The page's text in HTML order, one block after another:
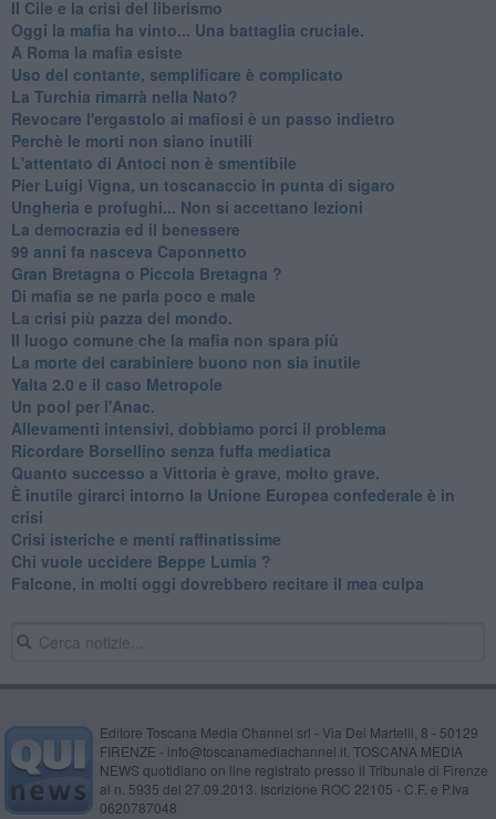
Il Cile e la crisi del liberismo
Oggi la mafia ha vinto... Una battaglia cruciale.
A Roma la mafia esiste
Uso del contante, semplificare è complicato
La Turchia rimarrà nella Nato?
Revocare l'ergastolo ai mafiosi è un passo indietro
Perchè le morti non siano inutili
L'attentato di Antoci non è smentibile
Pier Luigi Vigna, un toscanaccio in punta di sigaro
Ungheria e profughi... Non si accettano lezioni
La democrazia ed il benessere
99 anni fa nasceva Caponnetto
Gran Bretagna o Piccola Bretagna ?
Di mafia se ne parla poco e male
La crisi più pazza del mondo.
Il luogo comune che la mafia non spara più
La morte del carabiniere buono non sia inutile
Yalta 2.0 e il caso Metropole
​Un pool per l'Anac.
Allevamenti intensivi, dobbiamo porci il problema
Ricordare Borsellino senza fuffa mediatica
​Quanto successo a Vittoria è grave, molto grave.
​È inutile girarci intorno la Unione Europea confederale è in
crisi
Crisi isteriche e menti raffinatissime
Chi vuole uccidere Beppe Lumia ?
Falcone, in molti oggi dovrebbero recitare il mea culpa
Editore Toscana Media Channel srl - Via Dei Martelli, 8 - 50129
FIRENZE - info@toscanamediachannel.it. TOSCANA MEDIA
NEWS quotidiano on line registrato presso il Tribunale di Firenze
al n. 5935 del 27.09.2013. Iscrizione ROC 22105 - C.F. e P.Iva
0620787048